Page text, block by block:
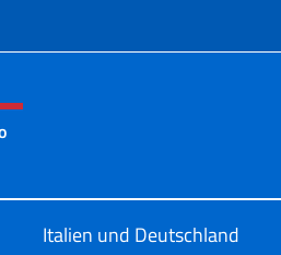
Menü
Italien und Deutschland